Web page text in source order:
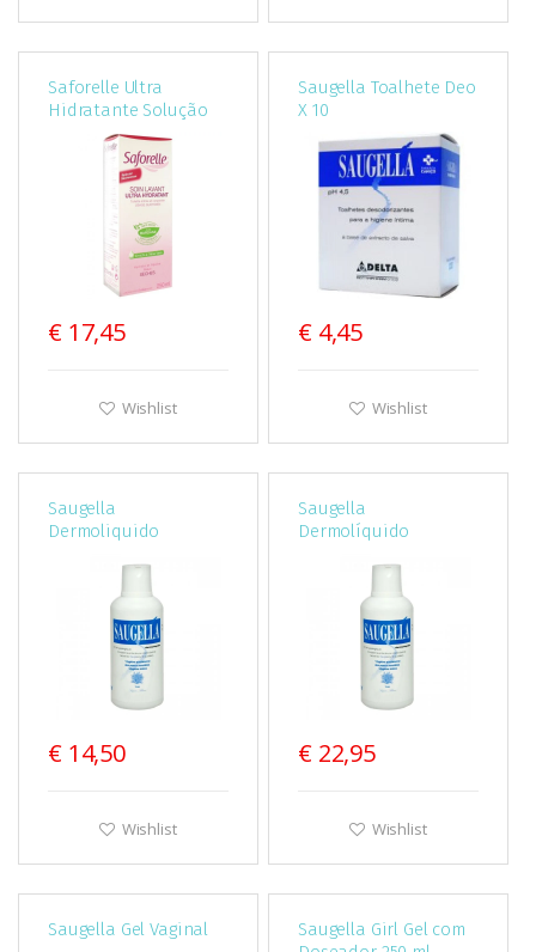
Saforelle Ultra
Hidratante Solução
Lavagem Pele Sensível
€ 17,45
Wishlist
Saugella Toalhete Deo
X 10
€ 4,45
Wishlist
Saugella
Dermoliquido
€ 14,50
Wishlist
Saugella
Dermolíquido
€ 22,95
Wishlist
Saugella Gel Vaginal
Saugella Girl Gel com